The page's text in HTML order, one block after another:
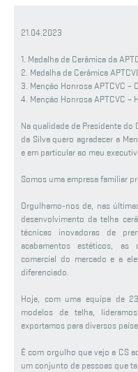
21.04.2023
1. Medalha de Cerâmica da
2. Medalha de Cerâmica
3. Menção Honrosa APTCVC –
4. Menção Honrosa APTCVC –
Na qualidade de Presidente
da Silva quero agradecer a
e em particular ao meu
Somos uma empresa familiar
Orgulhamo-nos de, nas
desenvolvimento da telha
técnicas inovadoras de
acabamentos estéticos, as
comercial do mercado e a
diferenciado.
Hoje, com uma equipa de
modelos de telha,
exportamos para diversos
É com orgulho que vejo a CS
um conjunto de pessoas que